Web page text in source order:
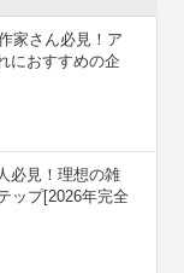
家さん必見！ア
におすすめの企
必見！理想の雑
ップ[2026年完全